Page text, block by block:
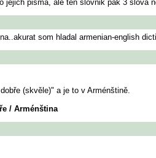
jejich pisma, ale ten slovnik pak 3 slova
som hladal armenian-english
(skvěle)" a je to v Arménštině.
/ Arménština